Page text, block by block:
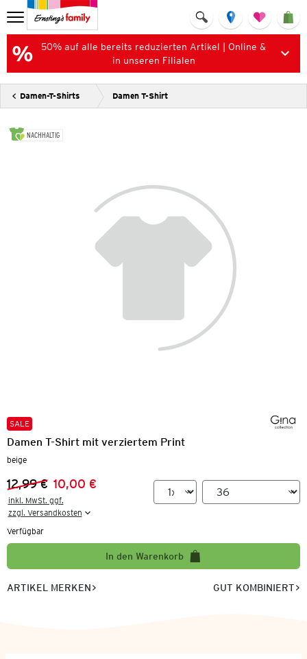
50% auf alle bereits reduzierten Artikel | Online &
in unseren Filialen
Damen-T-Shirts Damen T-Shirt
NACHHALTIG
SALE
Damen T-Shirt mit verziertem Print
beige
Vorheriger Preis:
12,99 €
Neuer Preis:
10,00 €
inkl. MwSt. ggf.
zzgl. Versandkosten
Verfügbar
In den Warenkorb
ARTIKEL MERKEN GUT KOMBINIERT